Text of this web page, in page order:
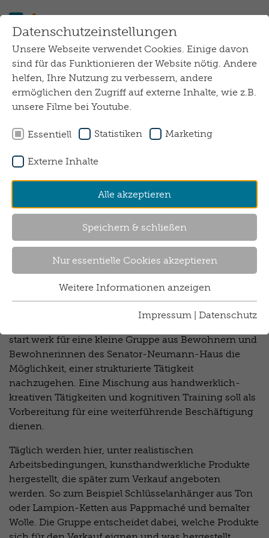
Datenschutzeinstellungen
Unsere Webseite verwendet Cookies. Einige davon
sind für das Funktionieren der Website nötig. Andere
helfen, Ihre Nutzung zu verbessern, andere
ermöglichen den Zugriff auf externe Inhalte, wie z.B.
unsere Filme bei Youtube.
Essentiell Statistiken Marketing
Externe Inhalte
Alle akzeptieren
Speichern & schließen
Nur essentielle Cookies akzeptieren
Weitere Informationen anzeigen
Impressum Datenschutz
start.werk
start.werk
Beschäftigungsangebot für Menschen mit
in Werkstätten oder Tagesförderstätten beschäftigt
start.werk für eine kleine Gruppe aus Bewohnern und
Bewohnerinnen des Senator-Neumann-Haus die
Möglichkeit, einer strukturierte Tätigkeit
nachzugehen. Eine Mischung aus handwerklich-
kreativen Tätigkeiten und kognitiven Training soll als
Vorbereitung für eine weiterführende Beschäftigung
dienen.
Täglich werden hier, unter realistischen
Arbeitsbedingungen, kunsthandwerkliche Produkte
hergestellt, die später zum Verkauf angeboten
werden. So zum Beispiel Schlüsselanhänger aus Ton
oder Lampion-Ketten aus Pappmaché und bemalter
Wolle. Die Gruppe entscheidet dabei, welche Produkte